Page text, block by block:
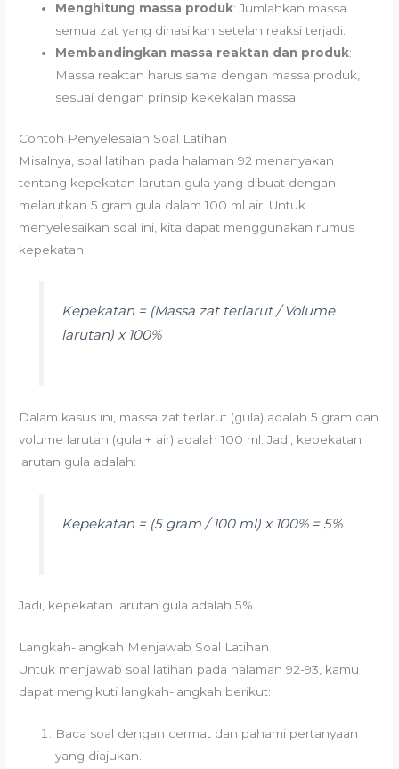
Menghitung massa produk: Jumlahkan massa
semua zat yang dihasilkan setelah reaksi terjadi.
Membandingkan massa reaktan dan produk:
Massa reaktan harus sama dengan massa produk,
sesuai dengan prinsip kekekalan massa.
Contoh Penyelesaian Soal Latihan
Misalnya, soal latihan pada halaman 92 menanyakan
tentang kepekatan larutan gula yang dibuat dengan
melarutkan 5 gram gula dalam 100 ml air. Untuk
menyelesaikan soal ini, kita dapat menggunakan rumus
kepekatan:
Kepekatan = (Massa zat terlarut / Volume
larutan) x 100%
Dalam kasus ini, massa zat terlarut (gula) adalah 5 gram dan
volume larutan (gula + air) adalah 100 ml. Jadi, kepekatan
larutan gula adalah:
Kepekatan = (5 gram / 100 ml) x 100% = 5%
Jadi, kepekatan larutan gula adalah 5%.
Langkah-langkah Menjawab Soal Latihan
Untuk menjawab soal latihan pada halaman 92-93, kamu
dapat mengikuti langkah-langkah berikut:
Baca soal dengan cermat dan pahami pertanyaan
yang diajukan.